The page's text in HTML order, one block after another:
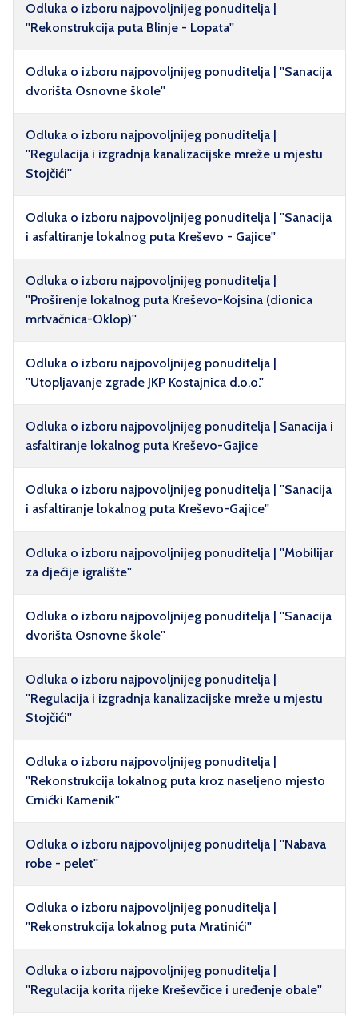
Odluka o izboru najpovoljnijeg ponuditelja |
''Rekonstrukcija puta Blinje - Lopata''
Odluka o izboru najpovoljnijeg ponuditelja | ''Sanacija
dvorišta Osnovne škole''
Odluka o izboru najpovoljnijeg ponuditelja |
''Regulacija i izgradnja kanalizacijske mreže u mjestu
Stojčići''
Odluka o izboru najpovoljnijeg ponuditelja | ''Sanacija
i asfaltiranje lokalnog puta Kreševo - Gajice''
Odluka o izboru najpovoljnijeg ponuditelja |
''Proširenje lokalnog puta Kreševo-Kojsina (dionica
mrtvačnica-Oklop)''
Odluka o izboru najpovoljnijeg ponuditelja |
''Utopljavanje zgrade JKP Kostajnica d.o.o.''
Odluka o izboru najpovoljnijeg ponuditelja | Sanacija i
asfaltiranje lokalnog puta Kreševo-Gajice
Odluka o izboru najpovoljnijeg ponuditelja | ''Sanacija
i asfaltiranje lokalnog puta Kreševo-Gajice''
Odluka o izboru najpovoljnijeg ponuditelja | ''Mobilijar
za dječije igralište''
Odluka o izboru najpovoljnijeg ponuditelja | ''Sanacija
dvorišta Osnovne škole''
Odluka o izboru najpovoljnijeg ponuditelja |
''Regulacija i izgradnja kanalizacijske mreže u mjestu
Stojčići''
Odluka o izboru najpovoljnijeg ponuditelja |
''Rekonstrukcija lokalnog puta kroz naseljeno mjesto
Crnićki Kamenik''
Odluka o izboru najpovoljnijeg ponuditelja | ''Nabava
robe - pelet''
Odluka o izboru najpovoljnijeg ponuditelja |
''Rekonstrukcija lokalnog puta Mratinići''
Odluka o izboru najpovoljnijeg ponuditelja |
''Regulacija korita rijeke Kreševčice i uređenje obale''